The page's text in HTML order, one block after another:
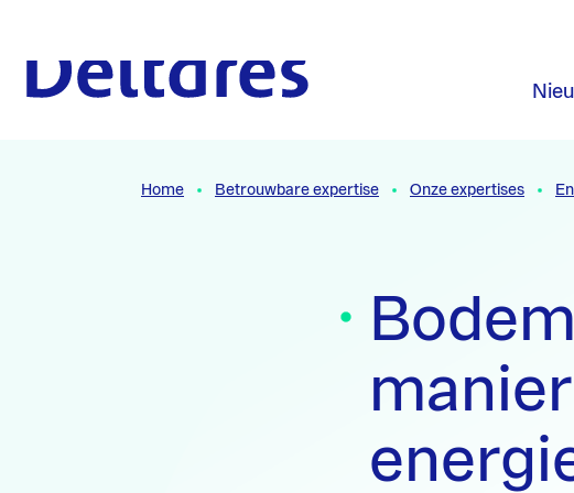
Home Betrouwbare expertise Onze expertises